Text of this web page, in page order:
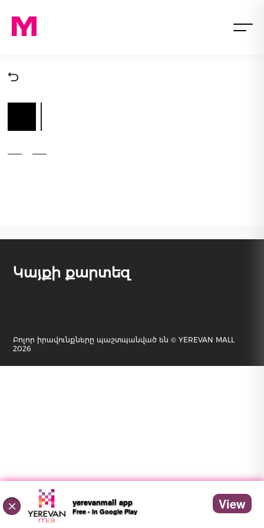
Կայքի քարտեզ
Բոլոր իրավունքները պաշտպանված են © YEREVAN MALL
2026
× yerevanmall app
Free - In Google Play View